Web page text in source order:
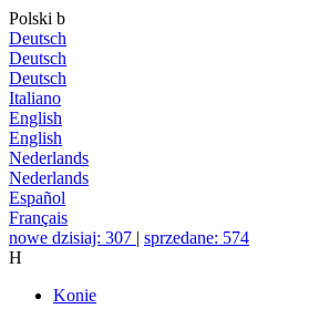
Polski b
Deutsch
Deutsch
Deutsch
Italiano
English
English
Nederlands
Nederlands
Español
Français
nowe dzisiaj: 307 | sprzedane: 574
H
Konie